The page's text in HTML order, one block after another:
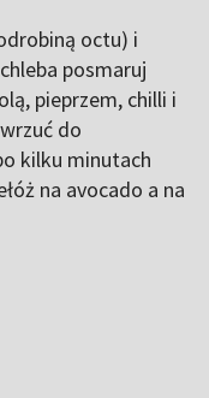
octu) i
posmaruj
pieprzem, chilli i
do
kilku minutach
na avocado a na